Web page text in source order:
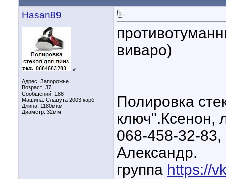
Hasan89
♂
Адрес: Запорожье
Возраст: 37
Сообщений: 188
Машина: Славута 2003 карб
Длина: 1180мкм
Диаметр: 32мм
виваро)
Полировка
ключ".Ксенон,
068-458-32-
Александр.
группа https://